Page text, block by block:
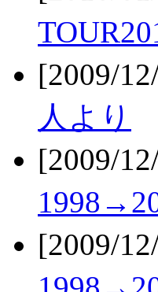
[2009/
人より
[2009/
[2009/